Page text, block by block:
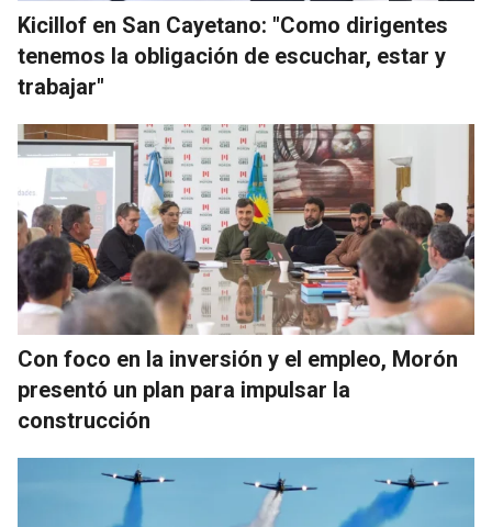
Kicillof en San Cayetano: "Como dirigentes
tenemos la obligación de escuchar, estar y
trabajar"
Con foco en la inversión y el empleo, Morón
presentó un plan para impulsar la
construcción